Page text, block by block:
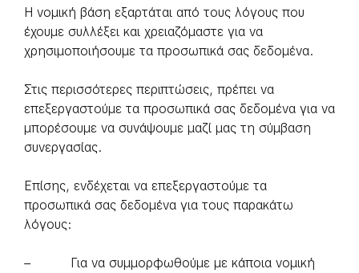
Η νομική βάση εξαρτάται από τους λόγους που
έχουμε συλλέξει και χρειαζόμαστε για να
χρησιμοποιήσουμε τα προσωπικά σας δεδομένα.
Στις περισσότερες περιπτώσεις, πρέπει να
επεξεργαστούμε τα προσωπικά σας δεδομένα για να
μπορέσουμε να συνάψουμε μαζί μας τη σύμβαση
συνεργασίας.
Επίσης, ενδέχεται να επεξεργαστούμε τα
προσωπικά σας δεδομένα για τους παρακάτω
λόγους:
– Για να συμμορφωθούμε με κάποια νομική